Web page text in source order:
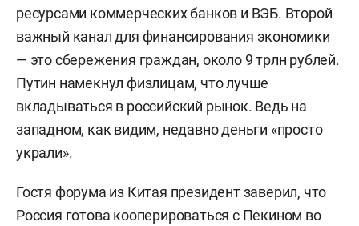
ресурсами коммерческих банков и ВЭБ. Второй
важный канал для финансирования экономики
— это сбережения граждан, около 9 трлн рублей.
Путин намекнул физлицам, что лучше
вкладываться в российский рынок. Ведь на
западном, как видим, недавно деньги «просто
украли».
Гостя форума из Китая президент заверил, что
Россия готова кооперироваться с Пекином во